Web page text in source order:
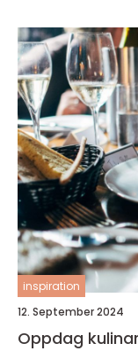
inspiration
12. September 2024
Oppdag